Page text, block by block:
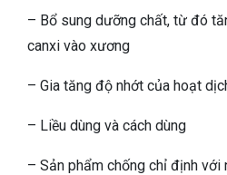
– Bổ sung dưỡng chất, từ đó
canxi vào xương
– Gia tăng độ nhớt của hoạt
– Liều dùng và cách dùng
– Sản phẩm chống chỉ định